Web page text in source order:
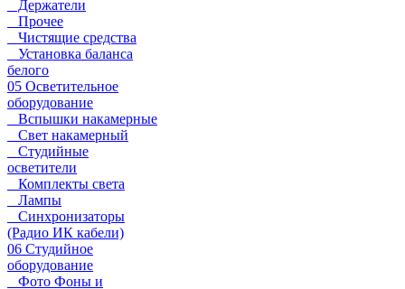
Держатели
Прочее
Чистящие средства
Установка баланса
белого
05 Осветительное
оборудование
Вспышки накамерные
Свет накамерный
Студийные
осветители
Комплекты света
Лампы
Синхронизаторы
(Радио ИК кабели)
06 Студийное
оборудование
Фото Фоны и